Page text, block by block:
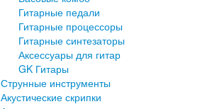
Гитарные педали
Гитарные процессоры
Гитарные синтезаторы
Аксессуары для гитар
GK Гитары
Струнные инструменты
Акустические скрипки